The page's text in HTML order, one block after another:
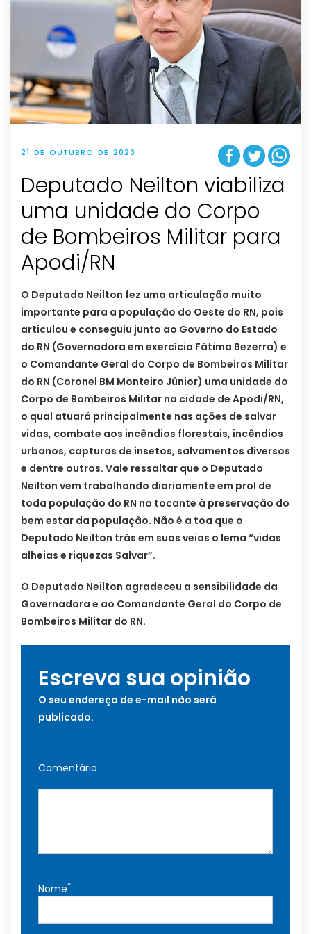
21 DE OUTUBRO DE 2023
Deputado Neilton viabiliza
uma unidade do Corpo
de Bombeiros Militar para
Apodi/RN
O Deputado Neilton fez uma articulação muito
importante para a população do Oeste do RN, pois
articulou e conseguiu junto ao Governo do Estado
do RN (Governadora em exercício Fátima Bezerra) e
o Comandante Geral do Corpo de Bombeiros Militar
do RN (Coronel BM Monteiro Júnior) uma unidade do
Corpo de Bombeiros Militar na cidade de Apodi/RN,
o qual atuará principalmente nas ações de salvar
vidas, combate aos incêndios florestais, incêndios
urbanos, capturas de insetos, salvamentos diversos
e dentre outros. Vale ressaltar que o Deputado
Neilton vem trabalhando diariamente em prol de
toda população do RN no tocante à preservação do
bem estar da população. Não é a toa que o
Deputado Neilton trás em suas veias o lema “vidas
alheias e riquezas Salvar”.
O Deputado Neilton agradeceu a sensibilidade da
Governadora e ao Comandante Geral do Corpo de
Bombeiros Militar do RN.
Escreva sua opinião
O seu endereço de e-mail não será
publicado.
Comentário
Nome*